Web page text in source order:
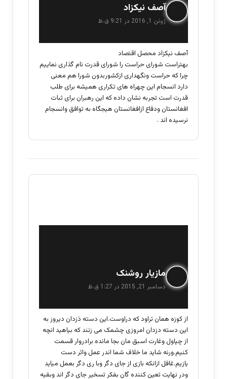
آصف نیکزاد
ف
ژوئن 1, 2016 در 9:21 ق.ظ
آصف نیکزاد محصل اقتصاد
بهتراست شورای حراست را شورای قدرت نام گذاری نماییم
چرا که حراست ونگهداری ازکشوربدون شورا هم معنی
دارد انسجام این چهراه های تکراری همیشه برای طلب
قدرت است تجربه نشان داده که این رهبران برای ثبات
افغانستان ودفاع ازافغانستان هیجگاه به توافق وانسجام
نرسیده اند .
مازیار روشنک
دسامبر 21, 2015 در 1:27 ق.ظ
از کوزه همان تراود که دراوست.این دسته ذزدان دیروز به
این دسته دزدان امروزی چشمک می زنند که بیاهید انچه
از چپاول وغارت اسبق مان بجا مانده برادروار قسمت
کنیم.ورنه شاید ما خلاف شما اندر عمل واثر دست
یازیم.غافل ازانکه بازی از جای دگر وبا ری دگر بعمل میاید
ودر نهایت تعین کننده گان بفکر تسخیر جای دگر اند وبقیه